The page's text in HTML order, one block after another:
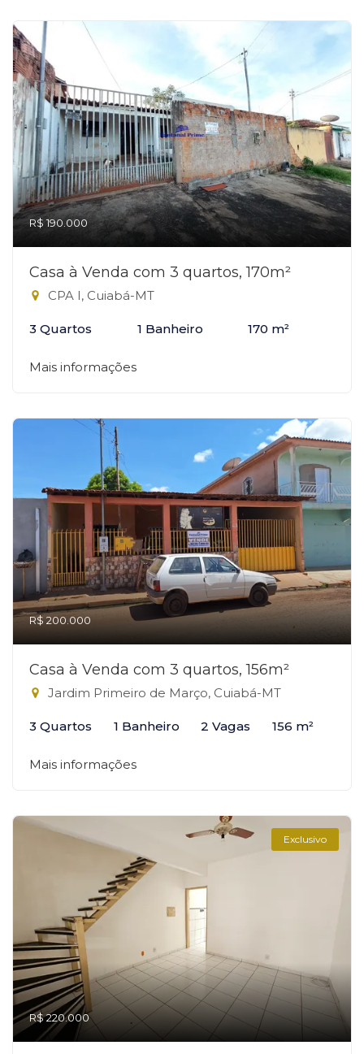
R$ 190.000
Casa à Venda com 3 quartos, 170m²
CPA I, Cuiabá-MT
3 Quartos 1 Banheiro 170 m²
Mais informações
R$ 200.000
Casa à Venda com 3 quartos, 156m²
Jardim Primeiro de Março, Cuiabá-MT
3 Quartos 1 Banheiro 2 Vagas 156 m²
Mais informações
Exclusivo
R$ 220.000